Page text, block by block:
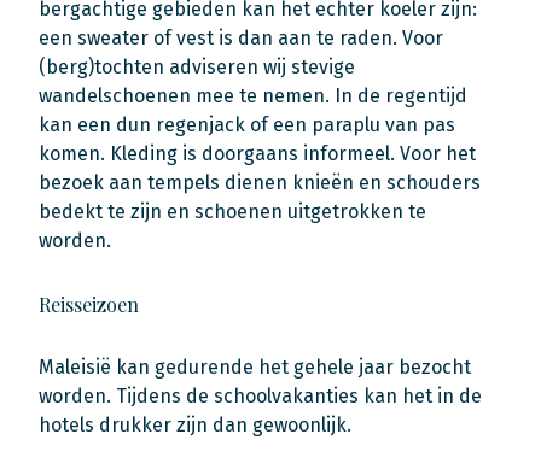
bergachtige gebieden kan het echter koeler zijn:
een sweater of vest is dan aan te raden. Voor
(berg)tochten adviseren wij stevige
wandelschoenen mee te nemen. In de regentijd
kan een dun regenjack of een paraplu van pas
komen. Kleding is doorgaans informeel. Voor het
bezoek aan tempels dienen knieën en schouders
bedekt te zijn en schoenen uitgetrokken te
worden.
Reisseizoen
Maleisië kan gedurende het gehele jaar bezocht
worden. Tijdens de schoolvakanties kan het in de
hotels drukker zijn dan gewoonlijk.